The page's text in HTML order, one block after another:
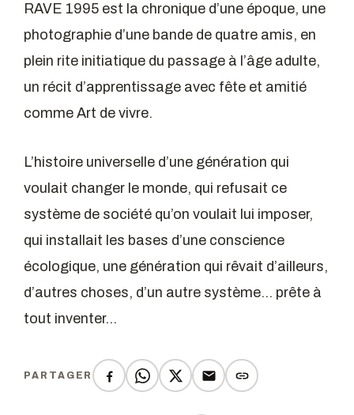
RAVE 1995 est la chronique d’une époque, une
photographie d’une bande de quatre amis, en
plein rite initiatique du passage à l’âge adulte,
un récit d’apprentissage avec fête et amitié
comme Art de vivre.
L’histoire universelle d’une génération qui
voulait changer le monde, qui refusait ce
système de société qu’on voulait lui imposer,
qui installait les bases d’une conscience
écologique, une génération qui rêvait d’ailleurs,
d’autres choses, d’un autre système… prête à
tout inventer…
PARTAGER